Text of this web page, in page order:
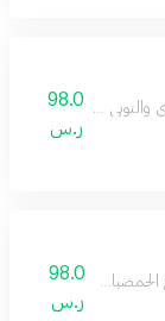
روز مع المسك
98.0
ر.س
والكراميل مع
98.0
ر.س